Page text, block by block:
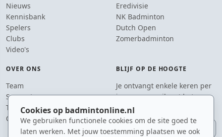
Cookies op badmintonline.nl
We gebruiken functionele cookies om de site goed te
laten werken. Met jouw toestemming plaatsen we ook
Nieuws
Kennisbank
Spelers
Clubs
Video's
Eredivisie
NK Badminton
Dutch Open
Zomerbadminton
OVER ONS
Team
Supporters
Tip de redactie
Contact
BLIJF OP DE HOOGTE
Je ontvangt enkele keren per
jaar een e-mail met het
laatste badmintonnieuws.
E-mailadres